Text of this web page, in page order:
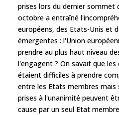
prises lors du dernier sommet
octobre a entraîné
européens, des Etats-Unis et
émergentes : l'Union
prendre au plus haut niveau
l'engagent ? On savait que les
étaient difficiles à prendre
entre les Etats membres mais
prises à l'unanimité peuvent
cause par un seul Etat